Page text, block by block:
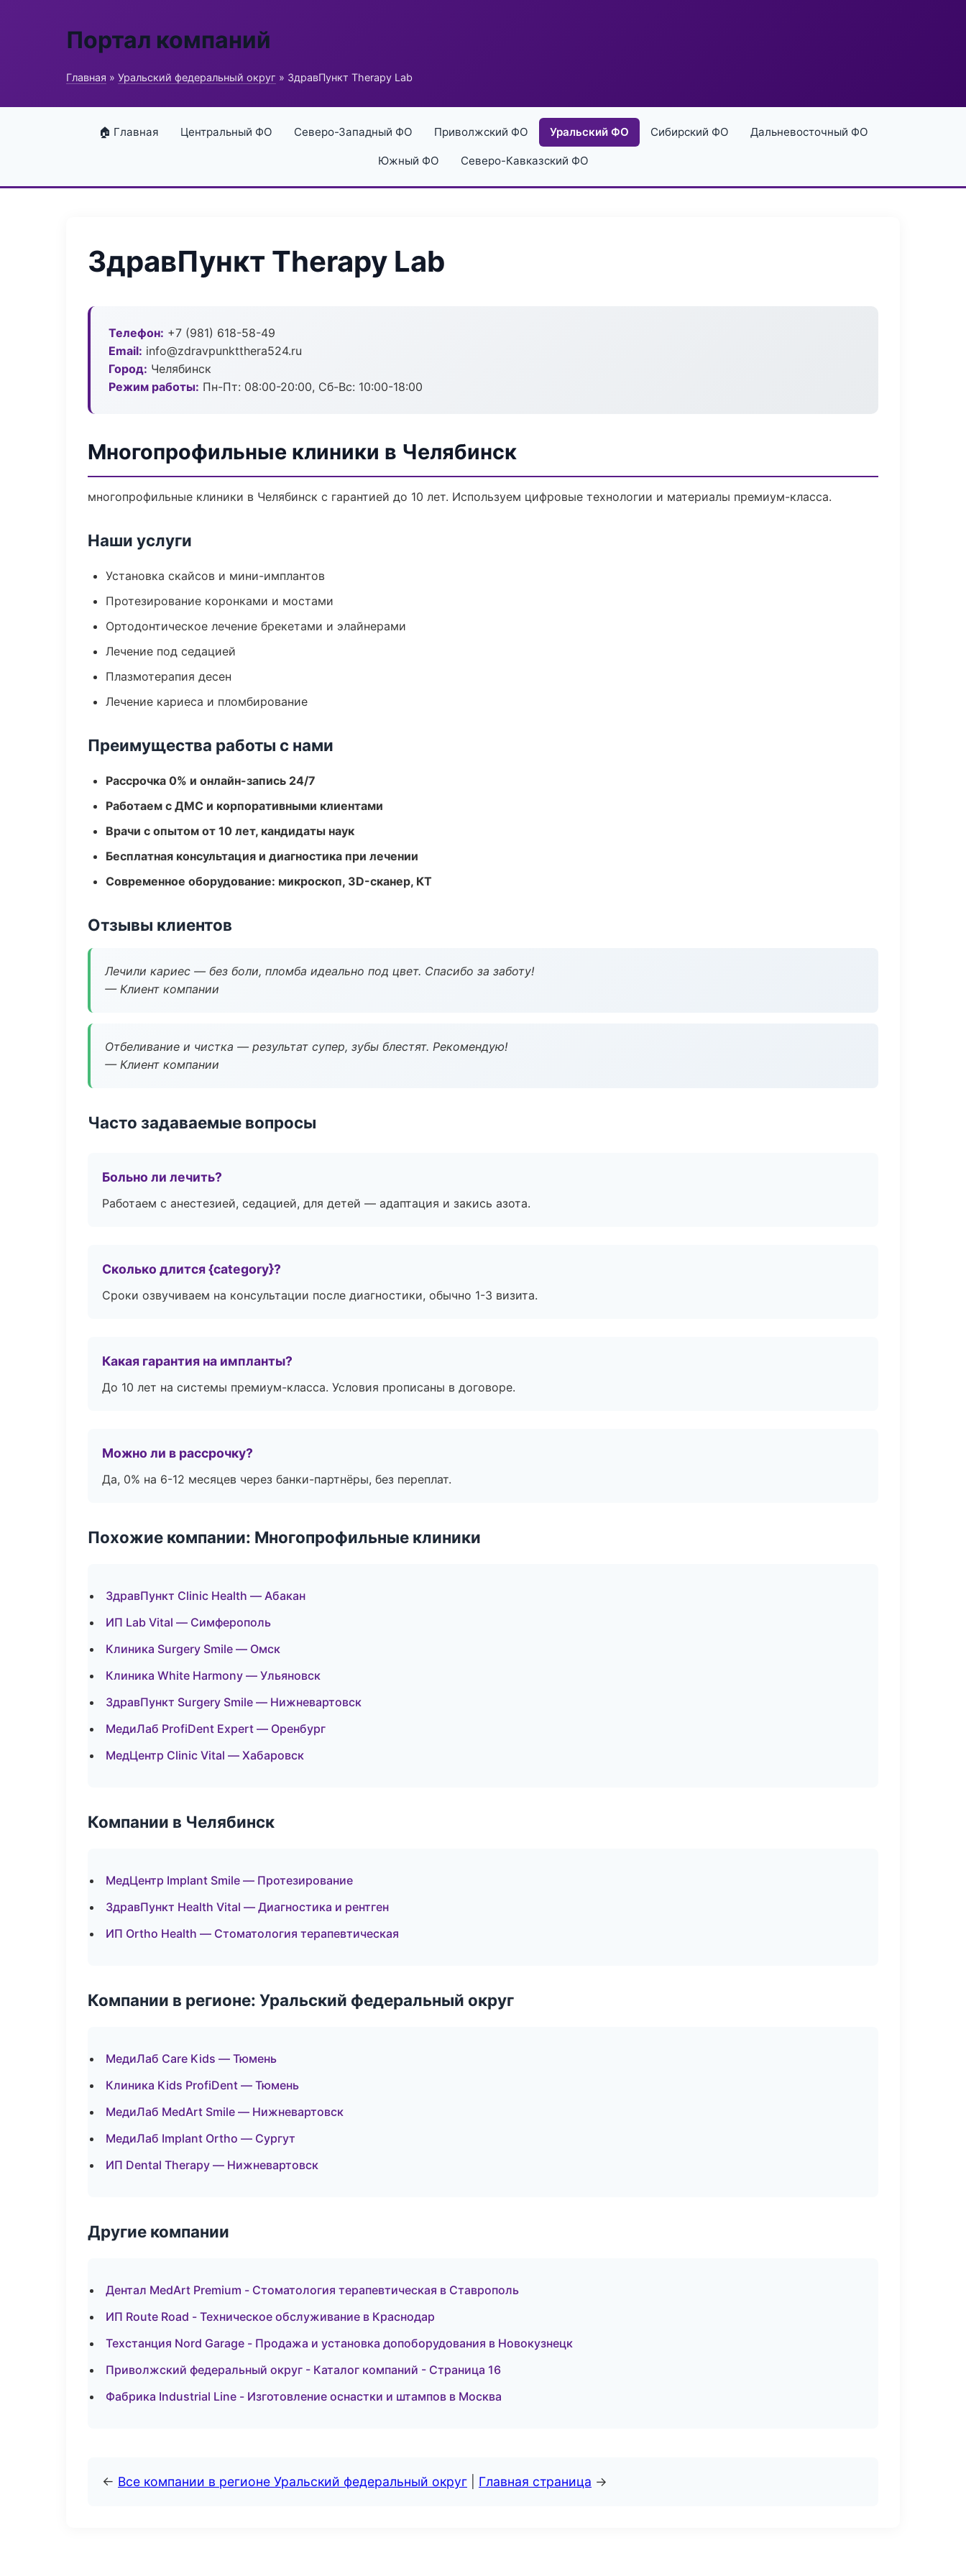
Портал компаний
Главная » Уральский федеральный округ » ЗдравПункт Therapy Lab
🏠 Главная Центральный ФО Северо-Западный ФО Приволжский ФО Уральский ФО Сибирский ФО Дальневосточный ФО
Южный ФО Северо-Кавказский ФО
ЗдравПункт Therapy Lab
Телефон: +7 (981) 618-58-49
Email: info@zdravpunktthera524.ru
Город: Челябинск
Режим работы: Пн-Пт: 08:00-20:00, Сб-Вс: 10:00-18:00
Многопрофильные клиники в Челябинск
многопрофильные клиники в Челябинск с гарантией до 10 лет. Используем цифровые технологии и материалы премиум-класса.
Наши услуги
Установка скайсов и мини-имплантов
Протезирование коронками и мостами
Ортодонтическое лечение брекетами и элайнерами
Лечение под седацией
Плазмотерапия десен
Лечение кариеса и пломбирование
Преимущества работы с нами
Рассрочка 0% и онлайн-запись 24/7
Работаем с ДМС и корпоративными клиентами
Врачи с опытом от 10 лет, кандидаты наук
Бесплатная консультация и диагностика при лечении
Современное оборудование: микроскоп, 3D-сканер, КТ
Отзывы клиентов
Лечили кариес — без боли, пломба идеально под цвет. Спасибо за заботу!
— Клиент компании
Отбеливание и чистка — результат супер, зубы блестят. Рекомендую!
— Клиент компании
Часто задаваемые вопросы
Больно ли лечить?
Работаем с анестезией, седацией, для детей — адаптация и закись азота.
Сколько длится {category}?
Сроки озвучиваем на консультации после диагностики, обычно 1-3 визита.
Какая гарантия на импланты?
До 10 лет на системы премиум-класса. Условия прописаны в договоре.
Можно ли в рассрочку?
Да, 0% на 6-12 месяцев через банки-партнёры, без переплат.
Похожие компании: Многопрофильные клиники
ЗдравПункт Clinic Health — Абакан
ИП Lab Vital — Симферополь
Клиника Surgery Smile — Омск
Клиника White Harmony — Ульяновск
ЗдравПункт Surgery Smile — Нижневартовск
МедиЛаб ProfiDent Expert — Оренбург
МедЦентр Clinic Vital — Хабаровск
Компании в Челябинск
МедЦентр Implant Smile — Протезирование
ЗдравПункт Health Vital — Диагностика и рентген
ИП Ortho Health — Стоматология терапевтическая
Компании в регионе: Уральский федеральный округ
МедиЛаб Care Kids — Тюмень
Клиника Kids ProfiDent — Тюмень
МедиЛаб MedArt Smile — Нижневартовск
МедиЛаб Implant Ortho — Сургут
ИП Dental Therapy — Нижневартовск
Другие компании
Дентал MedArt Premium - Стоматология терапевтическая в Ставрополь
ИП Route Road - Техническое обслуживание в Краснодар
Техстанция Nord Garage - Продажа и установка допоборудования в Новокузнецк
Приволжский федеральный округ - Каталог компаний - Страница 16
Фабрика Industrial Line - Изготовление оснастки и штампов в Москва
← Все компании в регионе Уральский федеральный округ Главная страница →